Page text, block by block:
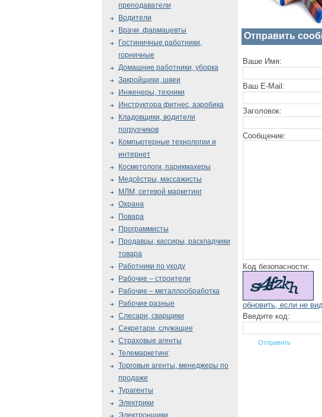
Отправить
Ваше Имя:
Ваш E-Mail:
Заголовок:
Сообщение:
Код безопасности:
обновить, если не
Введите код:
преподаватели
Водители
Врачи, фармацевты
Гостиничные работники,
горничные
Домашние работники, уборка
Закройщики, швеи
Инженеры, техники
Инструктора фитнес, аэробика
Кладовщики, водители
погрузчиков
Компьютерные технологии и
интернет
Косметологи, парикмахеры
Медсёстры, массажисты
МЛМ, сетевой маркетинг
Охрана
Повара
Программисты
Продавцы, кассиры, раскладчики
товара
Работники по уходу
Рабочие – строители
Рабочие – металлообработка
Рабочие разные
Слесари, сварщики
Секретари, служащие
Страховые агенты
Телемаркетинг
Торговые агенты, менеджеры по
продаже
Турагенты
Электрики
Электронщики